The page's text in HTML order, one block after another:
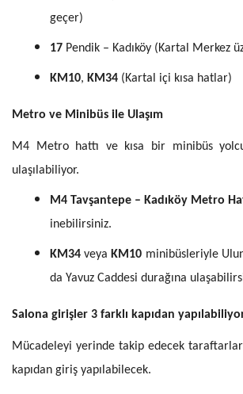
geçer)
17 Pendik – Kadıköy (Kartal Merkez
KM10, KM34 (Kartal içi kısa hatlar)
Metro ve Minibüs ile Ulaşım
M4 Metro hattı ve kısa bir minibüs
ulaşılabiliyor.
M4 Tavşantepe – Kadıköy Metro
inebilirsiniz.
KM34 veya KM10 minibüsleriyle
da Yavuz Caddesi durağına
Salona girişler 3 farklı kapıdan
Mücadeleyi yerinde takip edecek
kapıdan giriş yapılabilecek.